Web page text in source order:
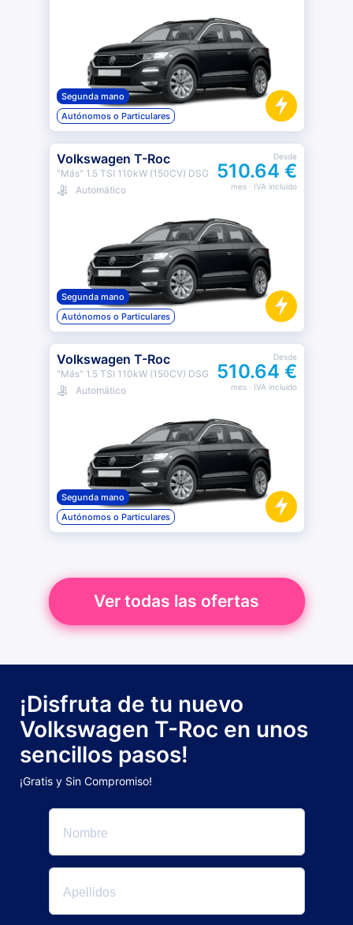
Segunda mano
Autónomos o Particulares
Volkswagen T-Roc
"Más" 1.5 TSI 110kW (150CV) DSG
Automático
Desde
510.64 €
mes· IVA incluido
Segunda mano
Autónomos o Particulares
Volkswagen T-Roc
"Más" 1.5 TSI 110kW (150CV) DSG
Automático
Desde
510.64 €
mes· IVA incluido
Segunda mano
Autónomos o Particulares
Ver todas las ofertas
¡Disfruta de tu nuevo
Volkswagen T-Roc en unos
sencillos pasos!
¡Gratis y Sin Compromiso!